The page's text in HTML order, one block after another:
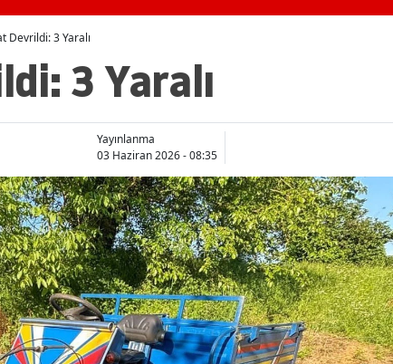
Devrildi: 3 Yaralı
3 Yaralı
Yayınlanma
03 Haziran 2026 - 08:35